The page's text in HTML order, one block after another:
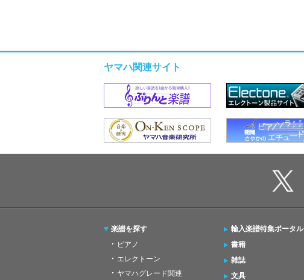
ヤマハ関連サイト
楽譜を探す
ピアノ
エレクトーン
ヤマハグレード関連
輸入楽譜特集ポータル
書籍
雑誌
文具